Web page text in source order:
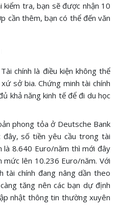
kiểm tra, bạn sẽ được nhận 10
cần thêm, bạn có thể đến văn
chính là điều kiện không thể
sở bia. Chứng minh tài chính
khả năng kinh tế để đi du học
phong tỏa ở Deutsche Bank
đây, số tiền yêu cầu trong tài
là 8.640 Euro/năm thì mới đây
mức lên 10.236 Euro/năm. Với
tài chính đang nâng dần theo
tăng nên các bạn dự định
nhật thông tin thường xuyên